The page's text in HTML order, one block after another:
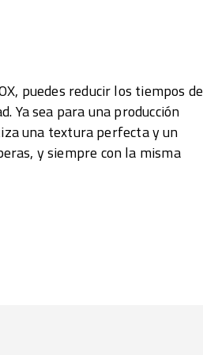
puedes reducir los tiempos de
Ya sea para una producción
una textura perfecta y un
y siempre con la misma